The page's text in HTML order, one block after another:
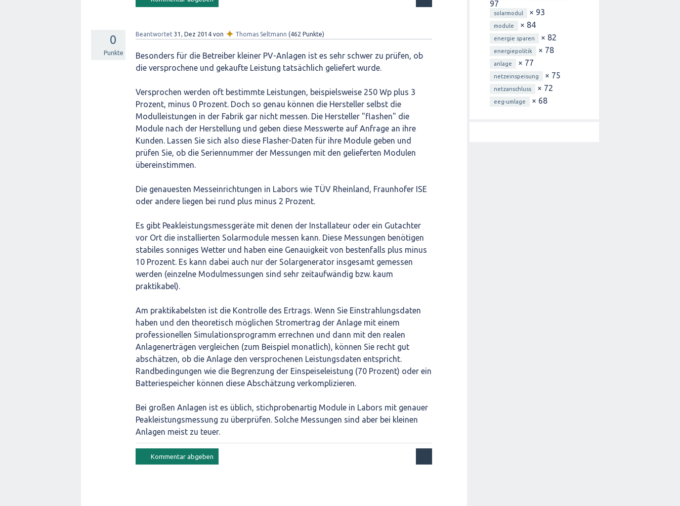
0
Punkte
Beantwortet 31, Dez 2014 von ✦ Thomas Seltmann (462 Punkte)
Besonders für die Betreiber kleiner PV-Anlagen ist es sehr schwer zu prüfen, ob
die versprochene und gekaufte Leistung tatsächlich geliefert wurde.
Versprochen werden oft bestimmte Leistungen, beispielsweise 250 Wp plus 3
Prozent, minus 0 Prozent. Doch so genau können die Hersteller selbst die
Modulleistungen in der Fabrik gar nicht messen. Die Hersteller "flashen" die
Module nach der Herstellung und geben diese Messwerte auf Anfrage an ihre
Kunden. Lassen Sie sich also diese Flasher-Daten für ihre Module geben und
prüfen Sie, ob die Seriennummer der Messungen mit den gelieferten Modulen
übereinstimmen.
Die genauesten Messeinrichtungen in Labors wie TÜV Rheinland, Fraunhofer ISE
oder andere liegen bei rund plus minus 2 Prozent.
Es gibt Peakleistungsmessgeräte mit denen der Installateur oder ein Gutachter
vor Ort die installierten Solarmodule messen kann. Diese Messungen benötigen
stabiles sonniges Wetter und haben eine Genauigkeit von bestenfalls plus minus
10 Prozent. Es kann dabei auch nur der Solargenerator insgesamt gemessen
werden (einzelne Modulmessungen sind sehr zeitaufwändig bzw. kaum
praktikabel).
Am praktikabelsten ist die Kontrolle des Ertrags. Wenn Sie Einstrahlungsdaten
haben und den theoretisch möglichen Stromertrag der Anlage mit einem
professionellen Simulationsprogramm errechnen und dann mit den realen
Anlagenerträgen vergleichen (zum Beispiel monatlich), können Sie recht gut
abschätzen, ob die Anlage den versprochenen Leistungsdaten entspricht.
Randbedingungen wie die Begrenzung der Einspeiseleistung (70 Prozent) oder ein
Batteriespeicher können diese Abschätzung verkomplizieren.
Bei großen Anlagen ist es üblich, stichprobenartig Module in Labors mit genauer
Peakleistungsmessung zu überprüfen. Solche Messungen sind aber bei kleinen
Anlagen meist zu teuer.
97
solarmodul × 93
module × 84
energie sparen × 82
energiepolitik × 78
anlage × 77
netzeinspeisung × 75
netzanschluss × 72
eeg-umlage × 68